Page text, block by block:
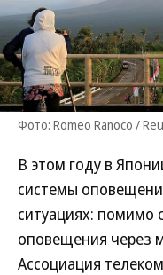
Фото: Romeo Ranoco /
В этом году в
системы
ситуациях:
оповещения через
Ассоциация